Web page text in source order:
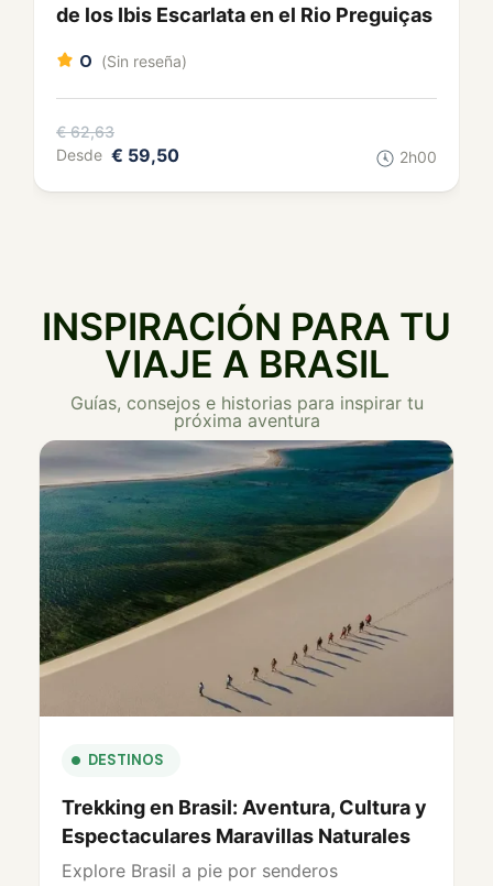
Azulejos y Sabores de Maranhão
0 (Sin reseña)
€ 75,79
Desde € 72,00 3h00
INSPIRACIÓN PARA TU
VIAJE A BRASIL
Guías, consejos e historias para inspirar tu
próxima aventura
CULTURA Y PATRIMONIO
Carnaval en Brasil: Una celebración
única e inolvidable
Viva el Carnaval de Brasil con su vibrante